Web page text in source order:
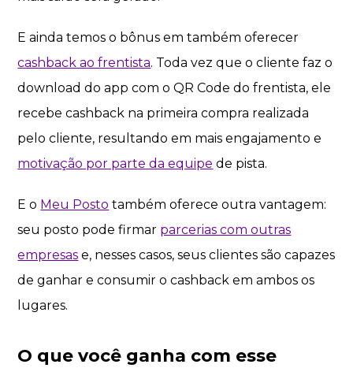
E ainda temos o bônus em também oferecer
cashback ao frentista. Toda vez que o cliente faz o
download do app com o QR Code do frentista, ele
recebe cashback na primeira compra realizada
pelo cliente, resultando em mais engajamento e
motivação por parte da equipe de pista.
E o Meu Posto também oferece outra vantagem:
seu posto pode firmar parcerias com outras
empresas e, nesses casos, seus clientes são capazes
de ganhar e consumir o cashback em ambos os
lugares.
O que você ganha com esse